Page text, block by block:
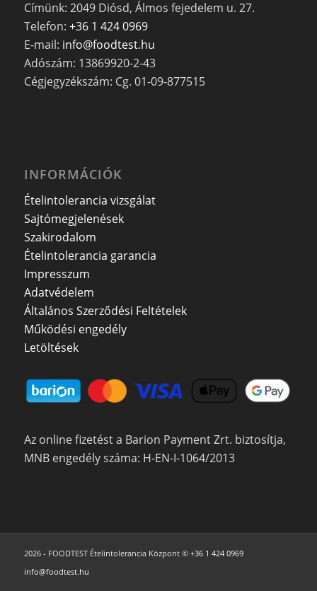
Címünk: 2049 Diósd, Álmos fejedelem u. 27.
Telefon: +36 1 424 0969
E-mail: info@foodtest.hu
Adószám: 13869920-2-43
Cégjegyzékszám: Cg. 01-09-877515
INFORMÁCIÓK
Ételintolerancia vizsgálat
Sajtómegjelenések
Szakirodalom
Ételintolerancia garancia
Impresszum
Adatvédelem
Általános Szerződési Feltételek
Működési engedély
Letöltések
Az online fizetést a Barion Payment Zrt. biztosítja,
MNB engedély száma: H-EN-I-1064/2013
2026 - FOODTEST Ételintolerancia Központ © +36 1 424 0969
info@foodtest.hu